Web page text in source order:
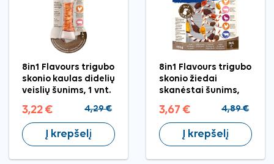
8in1 Flavours trigubo
skonio kaulas didelių
veislių šunims, 1 vnt.
3,22 € 4,29 €
Į krepšelį
8in1 Flavours trigubo
skonio žiedai
skanėstai šunims,
3,67 € 4,89 €
Į krepšelį